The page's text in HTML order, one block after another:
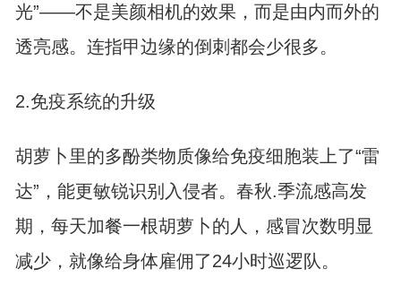
光”——不是美颜相机的效果，而是由内而外的
透亮感。连指甲边缘的倒刺都会少很多。
2.免疫系统的升级
胡萝卜里的多酚类物质像给免疫细胞装上了“雷
达”，能更敏锐识别入侵者。春秋.季流感高发
期，每天加餐一根胡萝卜的人，感冒次数明显
减少，就像给身体雇佣了24小时巡逻队。